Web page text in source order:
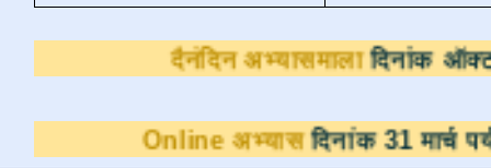
दैनंदिन
Online अभ्यासदिनांक 31 मार्च पर्यंत